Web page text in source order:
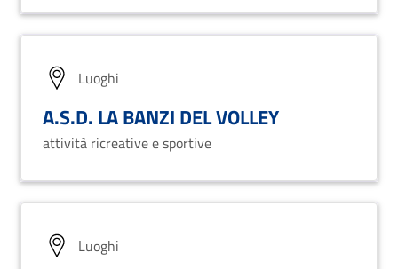
Luoghi
A.S.D. LA BANZI DEL VOLLEY
attività ricreative e sportive
Luoghi